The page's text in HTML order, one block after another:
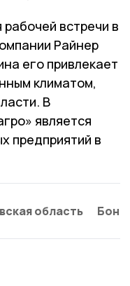
встречи в
Райнер
его привлекает
климатом,
В
является
предприятий в
область